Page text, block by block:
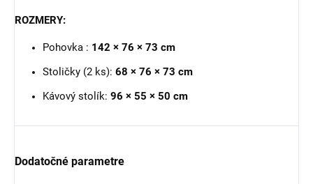
ROZMERY:
Pohovka : 142 × 76 × 73 cm
Stoličky (2 ks): 68 × 76 × 73 cm
Kávový stolík: 96 × 55 × 50 cm
Dodatočné parametre